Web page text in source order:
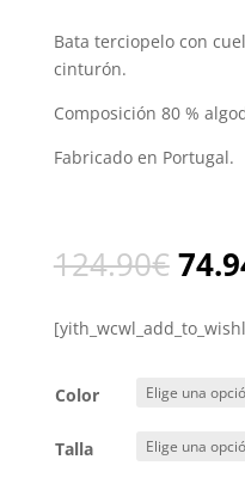
Bata terciopelo con
cinturón.
Composición 80 %
Fabricado en Portugal.
124.90€ El
era:
Color
Talla